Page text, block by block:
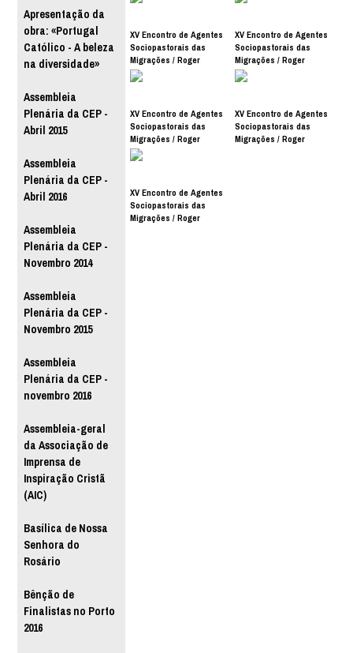
Apresentação da
obra: «Portugal
Católico - A beleza
na diversidade»
Assembleia
Plenária da CEP -
Abril 2015
Assembleia
Plenária da CEP -
Abril 2016
Assembleia
Plenária da CEP -
Novembro 2014
Assembleia
Plenária da CEP -
Novembro 2015
Assembleia
Plenária da CEP -
novembro 2016
Assembleia-geral
da Associação de
Imprensa de
Inspiração Cristã
(AIC)
Basílica de Nossa
Senhora do
Rosário
Bênção de
Finalistas no Porto
2016
XV Encontro de Agentes
Sociopastorais das
Migrações / Roger
Madureira OCPM
XV Encontro de Agentes
Sociopastorais das
Migrações / Roger
Madureira OCPM
XV Encontro de Agentes
Sociopastorais das
Migrações / Roger
Madureira OCPM
XV Encontro de Agentes
Sociopastorais das
Migrações / Roger
XV Encontro de Agentes
Sociopastorais das
Migrações / Roger